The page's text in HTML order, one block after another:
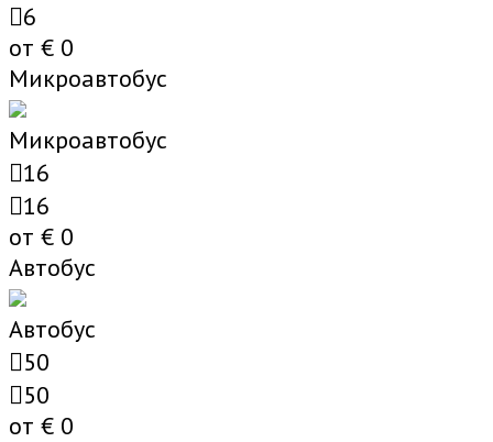
6
от € 0
Микроавтобус
Микроавтобус
16
16
от € 0
Автобус
Автобус
50
50
от € 0